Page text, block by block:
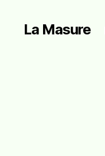
La Masure